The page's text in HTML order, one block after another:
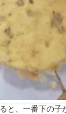
と、一番下の子